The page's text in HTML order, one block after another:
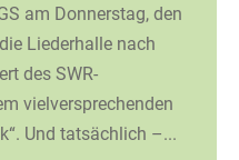
am Donnerstag, den
Liederhalle nach
des SWR-
vielversprechenden
Und tatsächlich –...